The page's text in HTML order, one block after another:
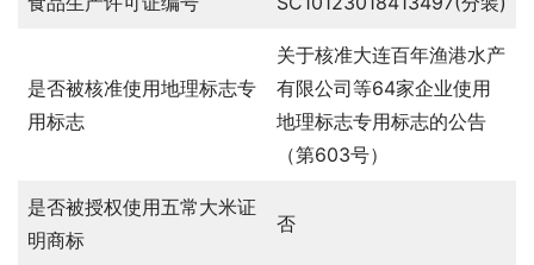
是否被核准使用地理标志专
用标志
关于核准大连百年渔港水产
有限公司等64家企业使用
地理标志专用标志的公告
（第603号）
是否被授权使用五常大米证
明商标
否